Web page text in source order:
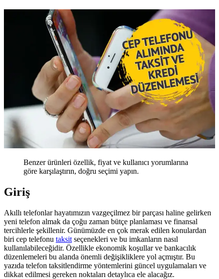
Benzer ürünleri özellik, fiyat ve kullanıcı yorumlarına
göre karşılaştırın, doğru seçimi yapın.
Giriş
Akıllı telefonlar hayatımızın vazgeçilmez bir parçası haline gelirken
yeni telefon almak da çoğu zaman bütçe planlaması ve finansal
tercihlerle şekillenir. Günümüzde en çok merak edilen konulardan
biri cep telefonu taksit seçenekleri ve bu imkanların nasıl
kullanılabileceğidir. Özellikle ekonomik koşullar ve bankacılık
düzenlemeleri bu alanda önemli değişikliklere yol açmıştır. Bu
yazıda telefon taksitlendirme yöntemlerini güncel uygulamaları ve
dikkat edilmesi gereken noktaları detaylıca ele alacağız.